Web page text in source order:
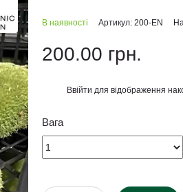
В наявності Артикул: 200-EN
200.00 грн.
Ввійти для відображення
Вага